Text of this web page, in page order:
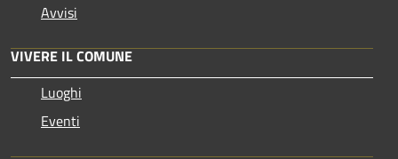
Avvisi
VIVERE IL COMUNE
Luoghi
Eventi